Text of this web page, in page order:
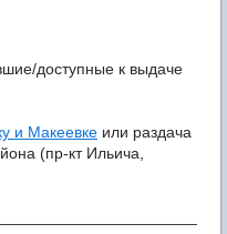
доступные к выдаче
и Макеевке или раздача
(пр-кт Ильича,